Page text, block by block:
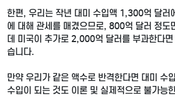
한편, 우리는 작년 대미 수입액 1,300억 달러
에 대해 관세를 매겼으므로, 800억 달러 정도
데 미국이 추가로 2,000억 달러를 부과한다
습니다.
만약 우리가 같은 액수로 반격한다면 대미 수
수입이 되는 것도 이론 및 실제적으로 불가능